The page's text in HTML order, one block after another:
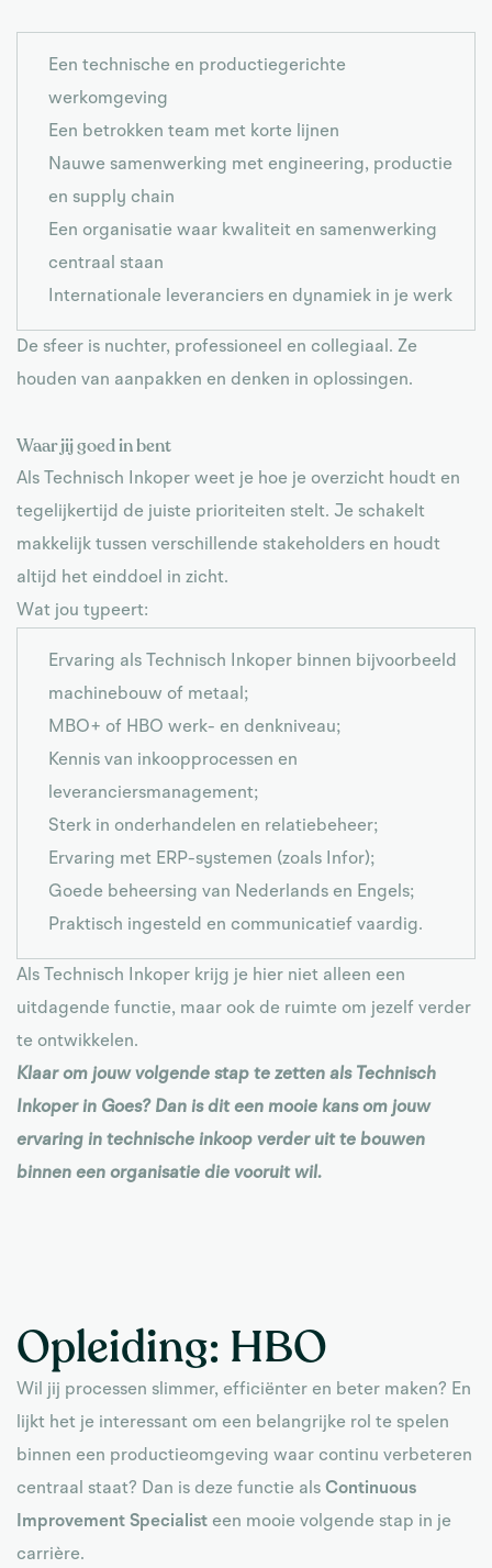
Een technische en productiegerichte
werkomgeving
Een betrokken team met korte lijnen
Nauwe samenwerking met engineering, productie
en supply chain
Een organisatie waar kwaliteit en samenwerking
centraal staan
Internationale leveranciers en dynamiek in je werk
De sfeer is nuchter, professioneel en collegiaal. Ze
houden van aanpakken en denken in oplossingen.
Waar jij goed in bent
Als Technisch Inkoper weet je hoe je overzicht houdt en
tegelijkertijd de juiste prioriteiten stelt. Je schakelt
makkelijk tussen verschillende stakeholders en houdt
altijd het einddoel in zicht.
Wat jou typeert:
Ervaring als Technisch Inkoper binnen bijvoorbeeld
machinebouw of metaal;
MBO+ of HBO werk- en denkniveau;
Kennis van inkoopprocessen en
leveranciersmanagement;
Sterk in onderhandelen en relatiebeheer;
Ervaring met ERP-systemen (zoals Infor);
Goede beheersing van Nederlands en Engels;
Praktisch ingesteld en communicatief vaardig.
Als Technisch Inkoper krijg je hier niet alleen een
uitdagende functie, maar ook de ruimte om jezelf verder
te ontwikkelen.
Klaar om jouw volgende stap te zetten als Technisch
Inkoper in Goes? Dan is dit een mooie kans om jouw
ervaring in technische inkoop verder uit te bouwen
binnen een organisatie die vooruit wil.
Opleiding: HBO
Wil jij processen slimmer, efficiënter en beter maken? En
lijkt het je interessant om een belangrijke rol te spelen
binnen een productieomgeving waar continu verbeteren
centraal staat? Dan is deze functie als Continuous
Improvement Specialist een mooie volgende stap in je
carrière.